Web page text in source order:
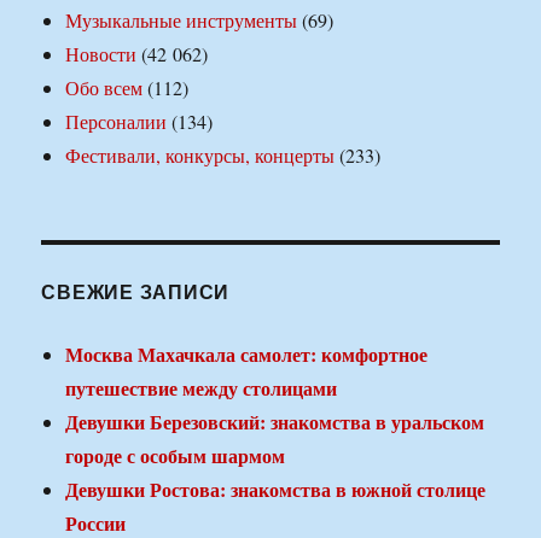
Музыкальные инструменты(69)
Новости (42 062)
Обо всем(112)
Персоналии (134)
Фестивали, конкурсы, концерты(233)
СВЕЖИЕ ЗАПИСИ
Москва Махачкала самолет: комфортное
путешествие между столицами
Девушки Березовский: знакомства в уральском
городе с особым шармом
Девушки Ростова: знакомства в южной столице
России